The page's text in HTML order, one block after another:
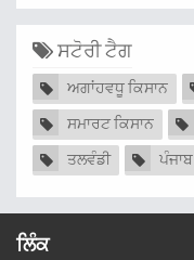
ਸਟੋਰੀ ਟੈਗ
ਅਗਾਂਹਵਧੂ ਕਿਸਾਨ
ਸਮਾਰਟ ਕਿਸਾਨ
ਤਲਵੰਡੀ
ਪੰਜਾਬ
ਲਿੰਕ